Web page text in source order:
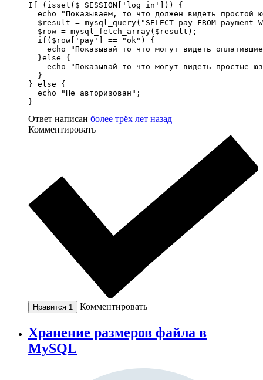
If (isset($_SESSION['log_in'])) {
echo "Показываем, то что должен видеть простой
$result = mysql_query("SELECT pay FROM payment
  $row = mysql_fetch_array($result);
  if($row['pay'] == "ok") {
echo "Показывай то что могут видеть
  }else {
echo "Показывай то что могут видеть простые
  }
} else {
  echo "Не авторизован";
}
Ответ написан более трёх лет назад
Комментировать
Нравится 1 Комментировать
Хранение размеров файла в
MySQL